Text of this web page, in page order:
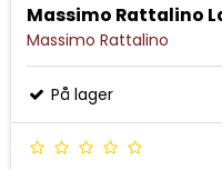
Massimo Rattalino
Massimo Rattalino
På lager